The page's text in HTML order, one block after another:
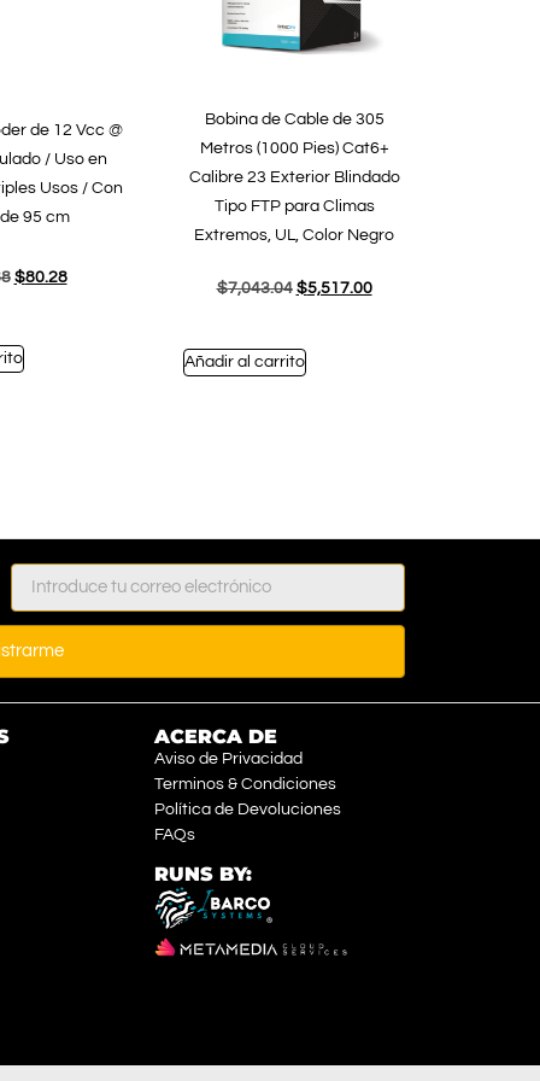
de 12 Vcc @
/ Uso en
Usos / Con
95 cm
$80.28
Bobina de Cable de 305
Metros (1000 Pies) Cat6+
Calibre 23 Exterior Blindado
Tipo FTP para Climas
Extremos, UL, Color Negro
$7,043.04 $5,517.00
Añadir al carrito
ACERCA DE
Aviso de Privacidad
Terminos & Condiciones
Política de Devoluciones
FAQs
RUNS BY: